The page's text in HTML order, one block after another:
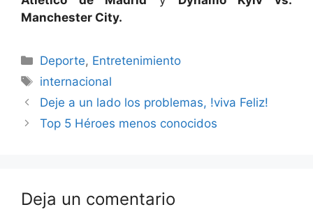
Manchester City.
Categorías
Deporte, Entretenimiento
Etiquetas
internacional
Deje a un lado los problemas, !viva Feliz!
Top 5 Héroes menos conocidos
Deja un comentario